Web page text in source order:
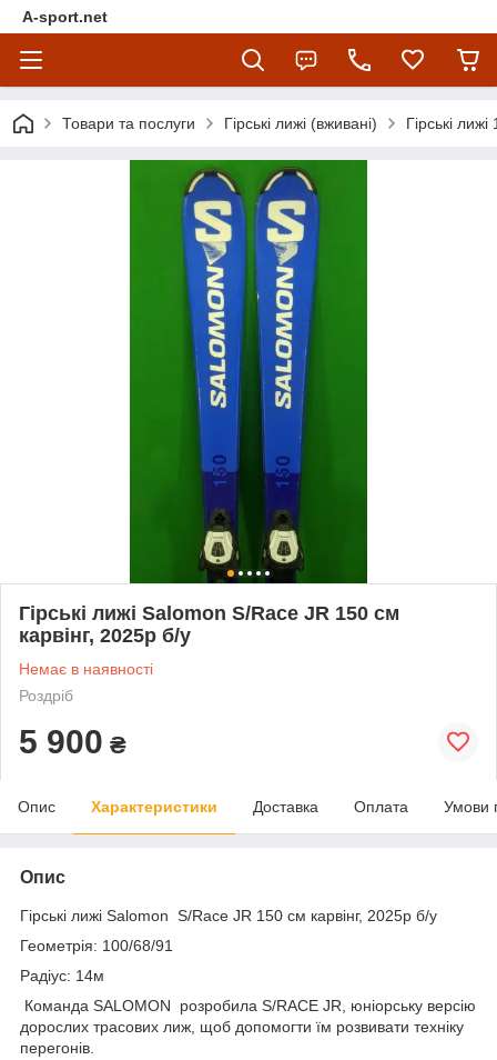
A-sport.net
Товари та послуги Гірські лижі (вживані) Гірські
Гірські лижі Salomon S/Race JR 150 см
карвінг, 2025p б/у
Немає в наявності
Роздріб
5 900 ₴
Опис Характеристики Доставка Оплата Умови
Опис
Гірські лижі Salomon S/Race JR 150 см карвінг, 2025p б/у
Геометрія: 100/68/91
Радіус: 14м
Команда SALOMON розробила S/RACE JR, юніорську версію
дорослих трасових лиж, щоб допомогти їм розвивати техніку
перегонів.